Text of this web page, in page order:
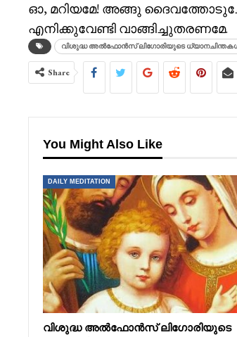
ഓ, മറിയമേ! അങ്ങു
എനിക്കുവേണ്ടി വാങ്ങിച്ചുതരണമേ.
വിശുദ്ധ അൽഫോൻസ് ലിഗോരിയുടെ
Share
You Might Also Like
DAILY MEDITATION
വിശുദ്ധ അൽഫോൻസ് ലിഗോരിയുടെ